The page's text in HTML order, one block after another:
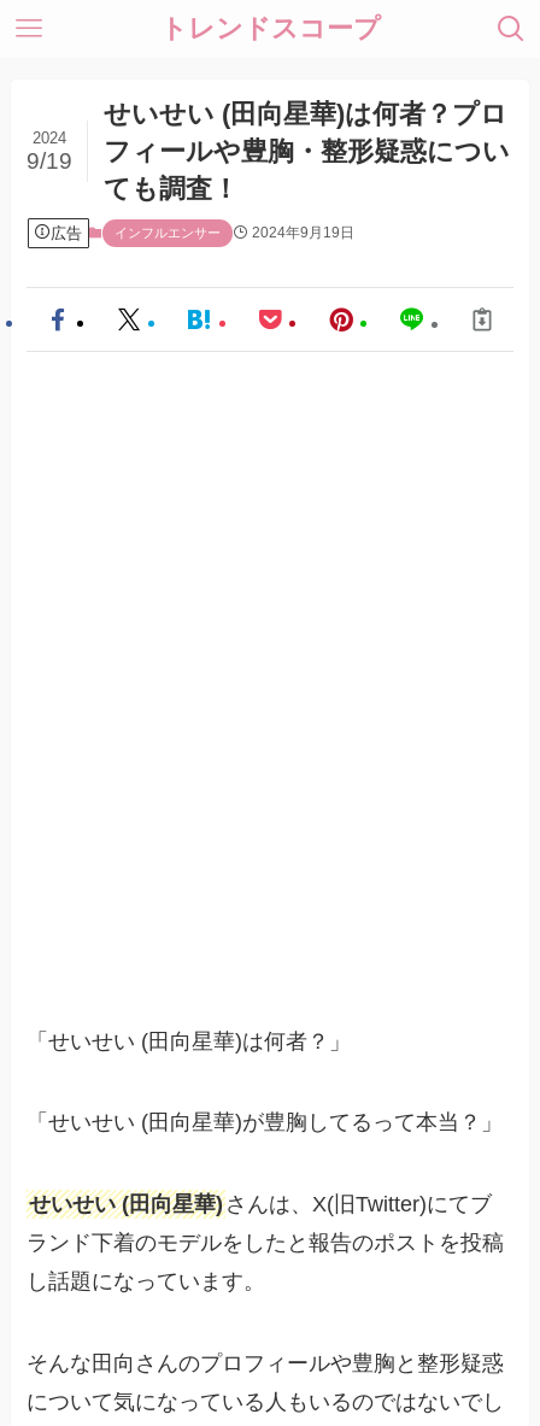
トレンドスコープ
せいせい (田向星華)は何者？プロ
フィールや豊胸・整形疑惑につい
ても調査！
2024
9/19
広告 インフルエンサー 2024年9月19日
「せいせい (田向星華)は何者？」
「せいせい (田向星華)が豊胸してるって本当？」
せいせい (田向星華)さんは、X(旧Twitter)にてブ
ランド下着のモデルをしたと報告のポストを投稿
し話題になっています。
そんな田向さんのプロフィールや豊胸と整形疑惑
について気になっている人もいるのではないでし